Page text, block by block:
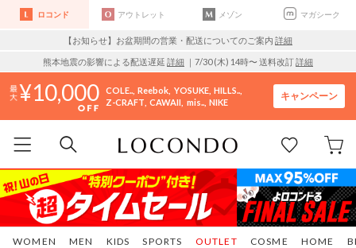
ロコンド アウトレット メゾン マガシーク
【お知らせ】お盆期間の営業・配送についてのご案内 詳細
熊本地震の影響による配送遅延 詳細 ｜7/30 (木) 14時〜 送料改訂詳細
10,000 COLE.. Reebok YOSUKE HILLS..
Z-CRAFT CAWAII mis.. NIKE
キャンペーン
WOMEN MEN KIDS SPORTS COSME HOME
OUTLET